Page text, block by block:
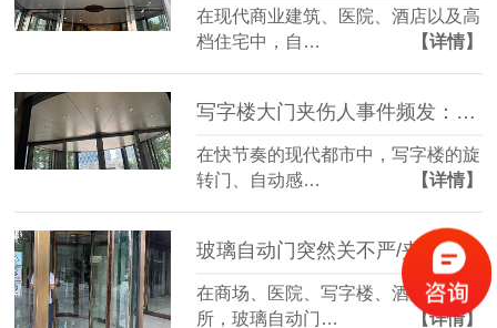
在现代商业建筑、医院、酒店以及高
档住宅中，自…
【详情】
写字楼大门夹伤人事件频发：责任归谁？我们又该如何防范？
在快节奏的现代都市中，写字楼的旋
转门、自动感…
【详情】
玻璃自动门突然关不严/夹人怎么办？一文教你锁定核心故障源
在商场、医院、写字楼、酒店等场
所，玻璃自动门…
【详情】